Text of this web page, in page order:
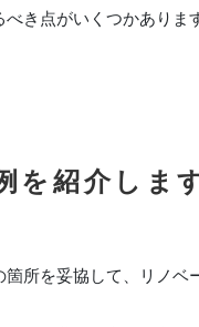
き点がいくつかありま
を紹介しま
所を妥協して、リノベ